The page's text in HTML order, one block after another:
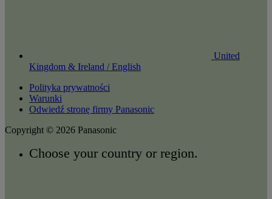
United
Kingdom & Ireland / English
Polityka prywatności
Warunki
Odwiedź stronę firmy Panasonic
Copyright © 2026 Panasonic
Choose your country or region.